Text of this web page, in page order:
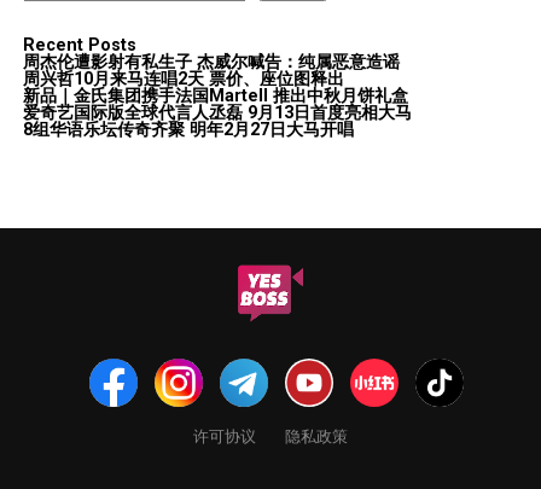
Recent Posts
周杰伦遭影射有私生子 杰威尔喊告：纯属恶意造谣
周兴哲10月来马连唱2天 票价、座位图释出
新品｜金氏集团携手法国Martell 推出中秋月饼礼盒
爱奇艺国际版全球代言人丞磊 9月13日首度亮相大马
8组华语乐坛传奇⻬聚 明年2月27日大马开唱
许可协议 隐私政策